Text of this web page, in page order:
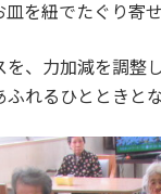
を紐でたぐり寄
、力加減を調整
れるひとときと